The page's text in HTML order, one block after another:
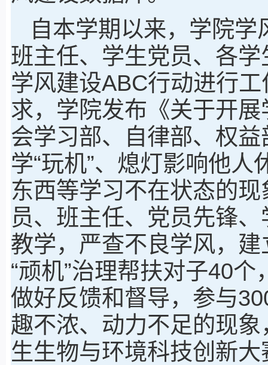
自本学期以来，学院
班主任、学生党员、各
学风建设ABC行动进行
求，学院发布《关于开
会学习部、自律部、权
学“玩机”、熄灯影响他
东西等学习不在状态的
员、班主任、党员先锋
教学，严查不良学风，建
“顽机”治理帮扶对子40
做好反馈和督导，参与
趣不浓、动力不足的现
生生物与环境科技创新大